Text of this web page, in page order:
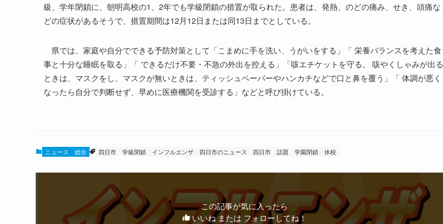
級、学年閉鎖に、朝明高校の1、2年でも学級閉鎖の措置が取られた。患者は、発熱、のどの痛み、せき、頭痛な
どの症状があるそうで、措置期間は12月12日または同13日までとしている。
県では、家庭や自分でできる予防対策として「こまめに手を洗い、うがいをする」「 栄養バランスを考えた食
事と十分な睡眠を取る」「 できるだけ不要・不急の外出を控える」「咳エチケットを守る。 咳やくしゃみが出る
ときは、マスクをし、マスクが無いときは、ティッシュペーパーやハンカチなどで口と鼻を覆う」「 体調が悪く
なったら自分で判断せず、早めに医療機関を受診する」などと呼び掛けている。
ニュース 総合 四日市 学級閉鎖 インフルエンザ 四日市のニュース 四日市 話題 学園閉鎖 休校
この記事が気に入ったら
いいね または フォローしてね！